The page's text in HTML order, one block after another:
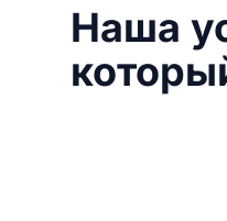
Наша